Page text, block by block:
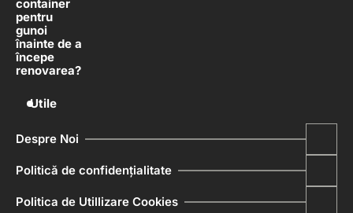
container
pentru
gunoi
înainte de a
începe
renovarea?
Utile
Despre Noi
Politică de confidențialitate
Politica de Utillizare Cookies